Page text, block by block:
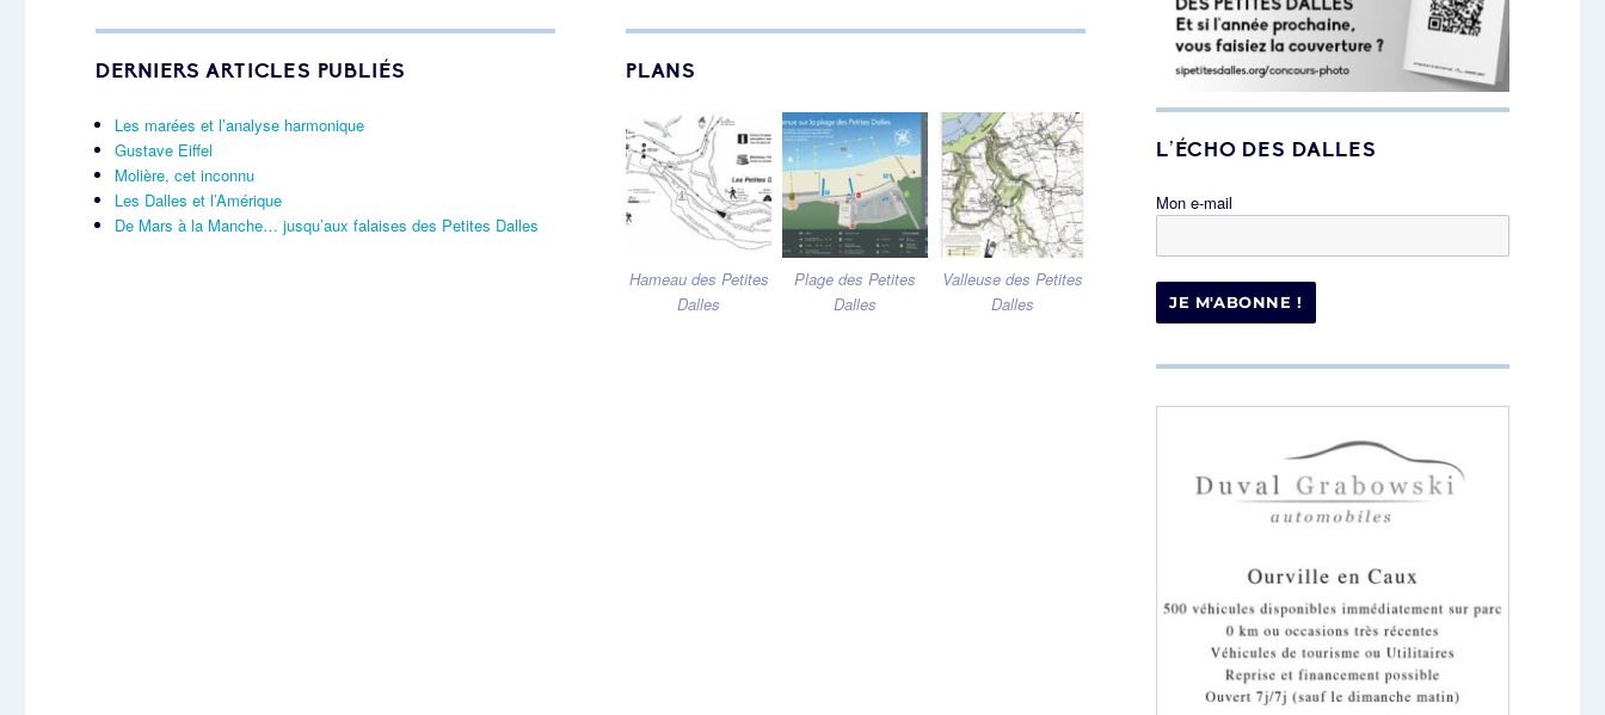
DERNIERS ARTICLES PUBLIÉS
Les marées et l’analyse harmonique
Gustave Eiffel
Molière, cet inconnu
Les Dalles et l’Amérique
De Mars à la Manche… jusqu’aux falaises des Petites Dalles
PLANS
Hameau des Petites
Dalles
Plage des Petites
Dalles
Valleuse des Petites
Dalles
L’ÉCHO DES DALLES
Mon e-mail